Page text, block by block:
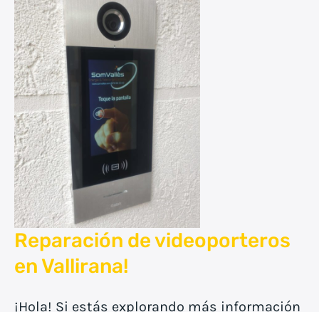
Reparación de videoporteros
en Vallirana!
¡Hola! Si estás explorando más información